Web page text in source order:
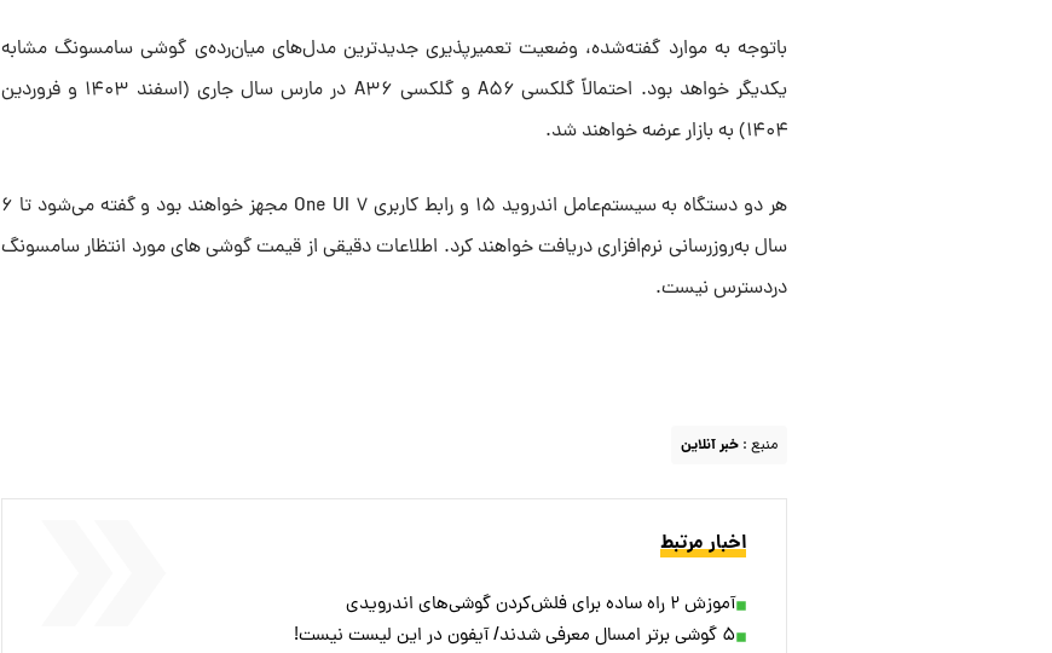
باتوجه به موارد گفته‌شده، وضعیت تعمیرپذیری جدیدترین مدل‌های میان‌رده‌ی گوشی سامسونگ مشابه
یکدیگر خواهد بود. احتمالاً گلکسی A۵۶ و گلکسی A۳۶ در مارس سال جاری (اسفند ۱۴۰۳ و فروردین
۱۴۰۴) به بازار عرضه خواهند شد.
هر دو دستگاه به سیستم‌عامل اندروید ۱۵ و رابط کاربری One UI ۷ مجهز خواهند بود و گفته می‌شود تا ۶
سال به‌روزرسانی نرم‌افزاری دریافت خواهند کرد. اطلاعات دقیقی از قیمت گوشی های مورد انتظار سامسونگ
دردسترس نیست.
منبع : خبر آنلاین
اخبار مرتبط
آموزش ۲ راه ساده برای فلش‌کردن گوشی‌های اندرویدی
۵ گوشی برتر امسال معرفی شدند/ آیفون در این لیست نیست!